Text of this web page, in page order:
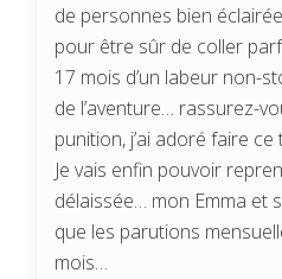
de personnes bien
pour être sûr de coller
17 mois d’un labeur non-
de l’aventure… rassurez-
punition, j’ai adoré faire ce
Je vais enfin pouvoir
délaissée… mon Emma et
que les parutions
mois…